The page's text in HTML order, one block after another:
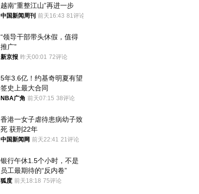
越南“重整江山”再进一步
中国新闻周刊 前天16:43 81评论
“领导干部带头休假，值得
推广”
新京报 昨天00:01 72评论
5年3.6亿！约基奇明夏有望
签史上最大合同
NBA广角 前天07:15 38评论
香港一女子虐待患病幼子致
死 获刑22年
中国新闻网 前天22:41 21评论
银行午休1.5个小时，不是
员工最期待的“反内卷”
狐度 前天18:18 75评论